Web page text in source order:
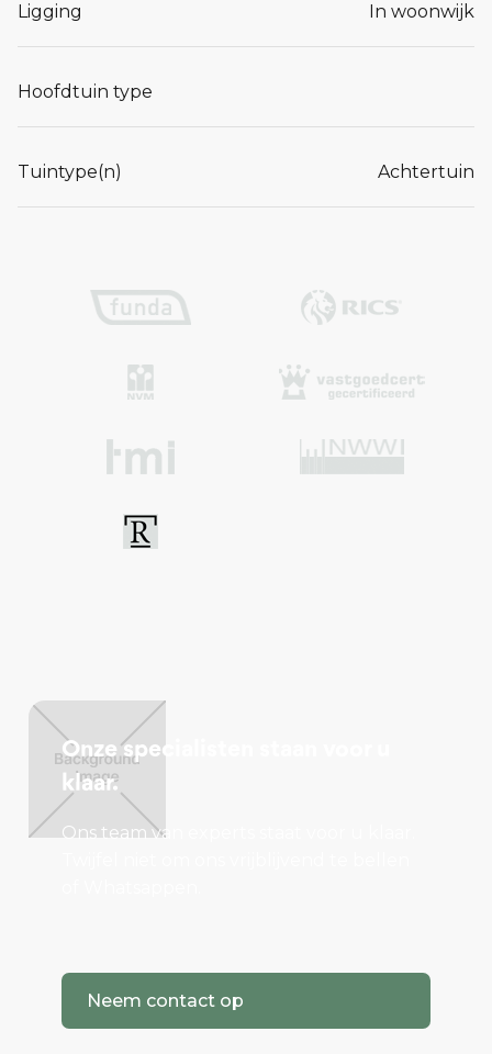
Ligging In woonwijk
Hoofdtuin type
Tuintype(n) Achtertuin
Onze specialisten staan voor u
klaar.
Ons team van experts staat voor u klaar.
Neem contact op